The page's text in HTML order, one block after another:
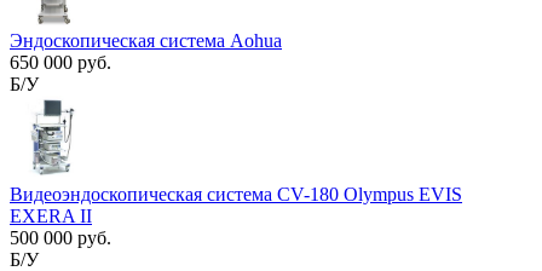
Эндоскопическая система Aohua
650 000 руб.
Б/У
Видеоэндоскопическая система CV-180 Olympus EVIS
EXERA II
500 000 руб.
Б/У